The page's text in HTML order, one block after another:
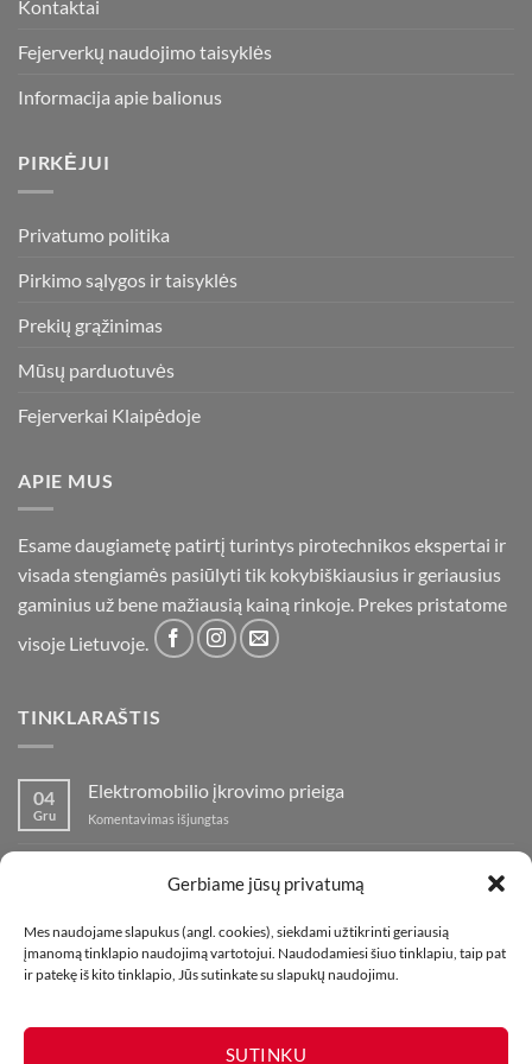
Gerbiame jūsų privatumą
Mes naudojame slapukus (angl. cookies), siekdami užtikrinti geriausią
įmanomą tinklapio naudojimą vartotojui. Naudodamiesi šiuo tinklapiu, taip pat
ir patekę iš kito tinklapio, Jūs sutinkate su slapukų naudojimu.
SUTINKU
Kontaktai
Fejerverkų naudojimo taisyklės
Informacija apie balionus
PIRKĖJUI
Privatumo politika
Pirkimo sąlygos ir taisyklės
Prekių grąžinimas
Mūsų parduotuvės
Fejerverkai Klaipėdoje
APIE MUS
Esame daugiametę patirtį turintys pirotechnikos ekspertai ir
visada stengiamės pasiūlyti tik kokybiškiausius ir geriausius
gaminius už bene mažiausią kainą rinkoje. Prekes pristatome
visoje Lietuvoje.
TINKLARAŠTIS
04
Gru
Elektromobilio įkrovimo prieiga
Komentavimas išjungtas
prieiga
Komentavimas išjungtasįraše
fejerverkų
parduotuvė
Klaipedoje!
01
Lap
Kaip fotografuoti fejerverkus
Komentavimas išjungtasįraše
fejerverkus